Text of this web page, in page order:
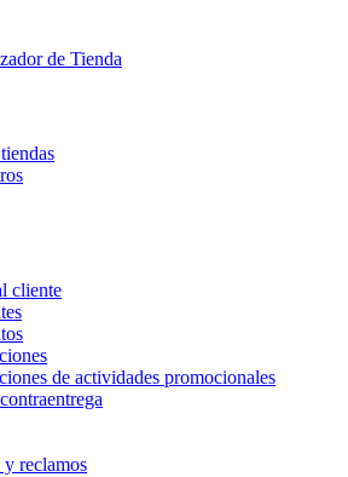
de Tienda
cliente
de actividades promocionales
y reclamos